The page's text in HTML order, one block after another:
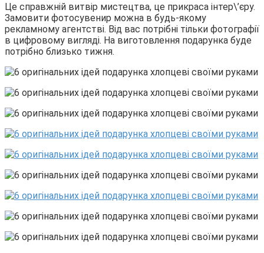
Це справжній витвір мистецтва, це прикраса інтер\’єру.
Замовити фотосувенир можна в будь-якому
рекламному агентстві. Від вас потрібні тільки фотографії
в цифровому вигляді. На виготовлення подарунка буде
потрібно близько тижня.